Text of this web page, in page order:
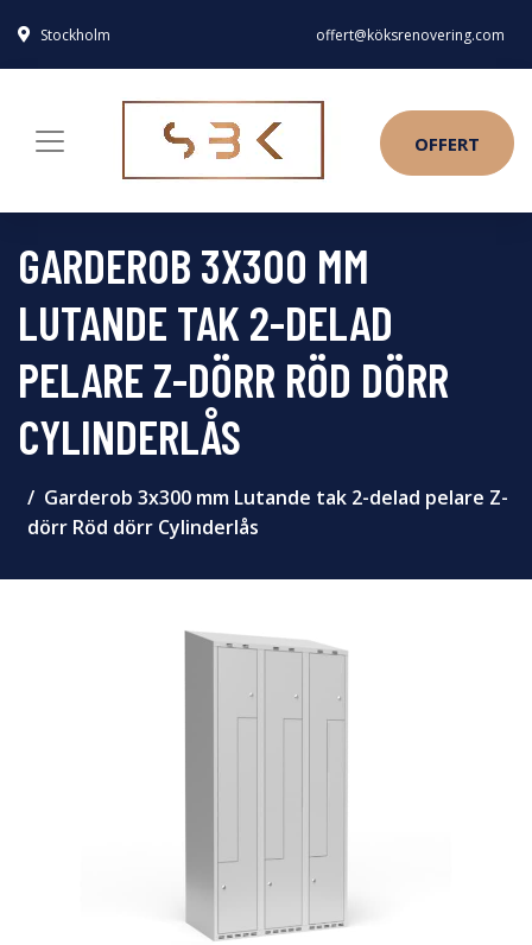
Stockholm offert@köksrenovering.com
OFFERT
GARDEROB 3X300 MM
LUTANDE TAK 2-DELAD
PELARE Z-DÖRR RÖD DÖRR
CYLINDERLÅS
Garderob 3x300 mm Lutande tak 2-delad pelare Z-
dörr Röd dörr Cylinderlås